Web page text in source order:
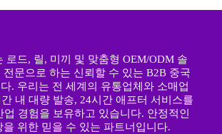
로드, 릴, 미끼 및 맞춤형 OEM/ODM 솔
문으로 하는 신뢰할 수 있는 B2B 중국
. 우리는 전 세계의 유통업체와 소매업
내 대량 발송, 24시간 애프터 서비스를
업 경험을 보유하고 있습니다. 안정적인
위한 믿을 수 있는 파트너입니다.